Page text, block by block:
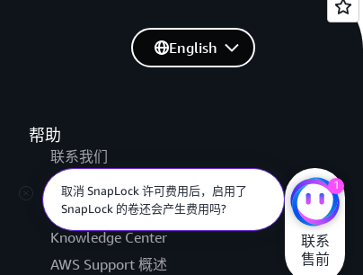
帮助
联系我们
提交支持工单
AWS re:Post
Knowledge Center
AWS Support 概述
English
取消 SnapLock 许可费用后，启用了
SnapLock 的卷还会产生费用吗?
1
联系
售前